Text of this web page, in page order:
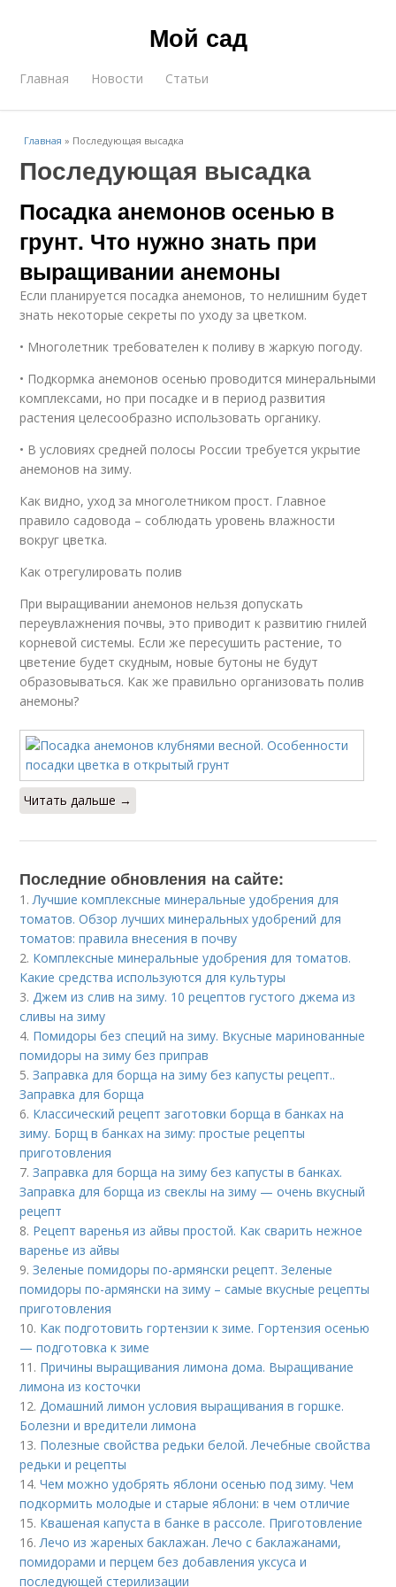
Мой сад
Главная Новости Статьи
Главная » Последующая высадка
Последующая высадка
Посадка анемонов осенью в
грунт. Что нужно знать при
выращивании анемоны
Если планируется посадка анемонов, то нелишним будет
знать некоторые секреты по уходу за цветком.
• Многолетник требователен к поливу в жаркую погоду.
• Подкормка анемонов осенью проводится минеральными
комплексами, но при посадке и в период развития
растения целесообразно использовать органику.
• В условиях средней полосы России требуется укрытие
анемонов на зиму.
Как видно, уход за многолетником прост. Главное
правило садовода – соблюдать уровень влажности
вокруг цветка.
Как отрегулировать полив
При выращивании анемонов нельзя допускать
переувлажнения почвы, это приводит к развитию гнилей
корневой системы. Если же пересушить растение, то
цветение будет скудным, новые бутоны не будут
образовываться. Как же правильно организовать полив
анемоны?
Читать дальше →
Последние обновления на сайте:
1.Лучшие комплексные минеральные удобрения для
томатов. Обзор лучших минеральных удобрений для
томатов: правила внесения в почву
2. Комплексные минеральные удобрения для томатов.
Какие средства используются для культуры
3.Джем из слив на зиму. 10 рецептов густого джема из
сливы на зиму
4. Помидоры без специй на зиму. Вкусные маринованные
помидоры на зиму без приправ
5.Заправка для борща на зиму без капусты рецепт..
Заправка для борща
6. Классический рецепт заготовки борща в банках на
зиму. Борщ в банках на зиму: простые рецепты
приготовления
7.Заправка для борща на зиму без капусты в банках.
Заправка для борща из свеклы на зиму — очень вкусный
рецепт
8. Рецепт варенья из айвы простой. Как сварить нежное
варенье из айвы
9.Зеленые помидоры по-армянски рецепт. Зеленые
помидоры по-армянски на зиму – самые вкусные рецепты
приготовления
10. Как подготовить гортензии к зиме. Гортензия осенью
— подготовка к зиме
11. Причины выращивания лимона дома. Выращивание
лимона из косточки
12.Домашний лимон условия выращивания в горшке.
Болезни и вредители лимона
13. Полезные свойства редьки белой. Лечебные свойства
редьки и рецепты
14.Чем можно удобрять яблони осенью под зиму. Чем
подкормить молодые и старые яблони: в чем отличие
15. Квашеная капуста в банке в рассоле. Приготовление
16.Лечо из жареных баклажан. Лечо с баклажанами,
помидорами и перцем без добавления уксуса и
последующей стерилизации